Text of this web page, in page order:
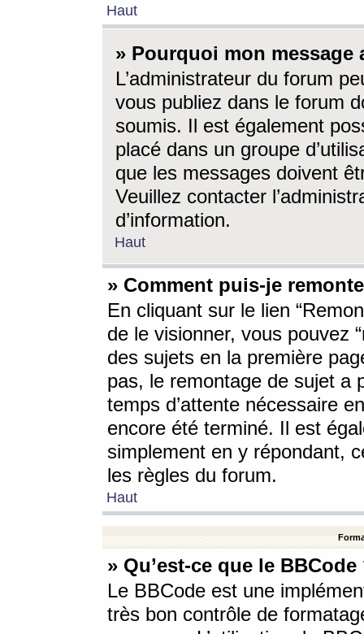
Haut
» Pourquoi mon message
L’administrateur du forum
vous publiez dans le forum
soumis. Il est également
placé dans un groupe
que les messages doivent
Veuillez contacter
d’information.
Haut
» Comment puis-je
En cliquant sur le lien
de le visionner, vous pouvez
des sujets en la première
pas, le remontage de sujet a
temps d’attente nécessaire
encore été terminé. Il est
simplement en y répondant,
les règles du forum.
Haut
» Qu’est-ce que le BBCode
Le BBCode est une
très bon contrôle de